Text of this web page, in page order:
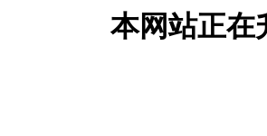
本网站正在